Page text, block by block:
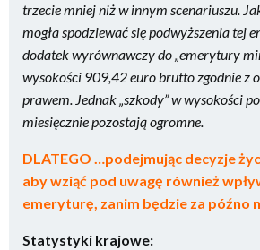
trzecie mniej niż w innym scenariuszu.
mogła spodziewać się podwyższenia tej
dodatek wyrównawczy do „emerytury
wysokości 909,42 euro brutto zgodnie z
prawem. Jednak „szkody” w wysokości
miesięcznie pozostają ogromne.
DLATEGO …podejmując decyzje
aby wziąć pod uwagę również
emeryturę, zanim będzie za późno
Statystyki krajowe: